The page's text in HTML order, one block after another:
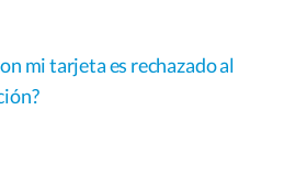
mi tarjeta es rechazado al